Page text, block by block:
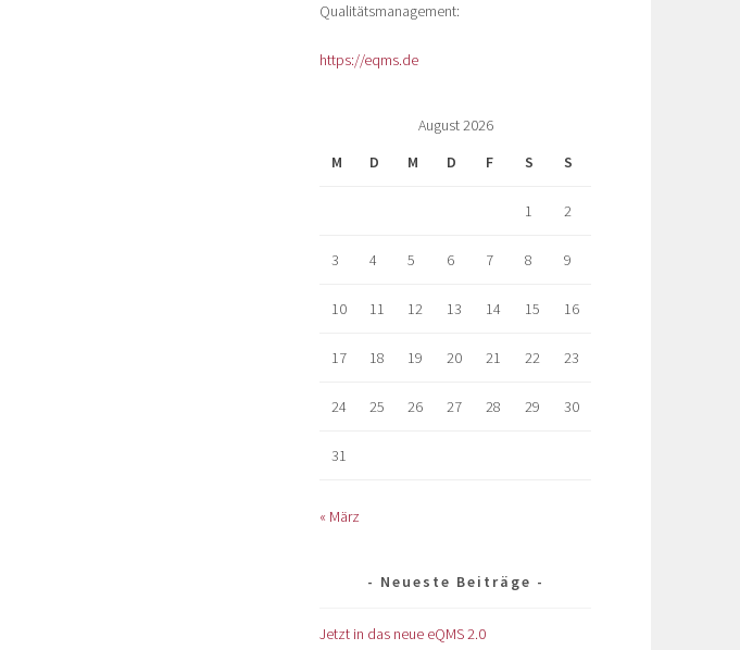
Qualitätsmanagement:
https://eqms.de
August 2026
M
D M D F S S
1 2
3 4 5 6 7 8 9
10 11 12 13 14 15 16
17 18 19 20 21 22 23
24 25 26 27 28 29 30
31
« März
Neueste Beiträge
Jetzt in das neue eQMS 2.0